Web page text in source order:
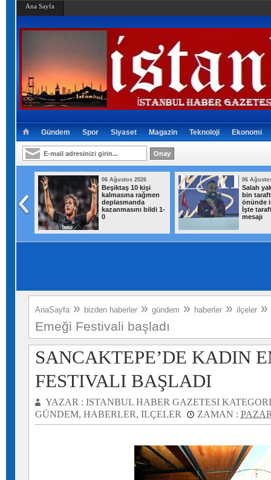
Ana Sayfa
Gündem Spor Siyaset Magazin Teknoloji Ekonomi
06 Ağustos 2026
Beşiktaş 10 kişi
kalmasına rağmen
deplasmanda
kazanmasını bildi 1-
0
06
Salah
bin
önünde
İşte
mesajı
AnaSayfa » bizden haberler » gündem » haberler » ilçeler »
Emeği Festivali başladı
SANCAKTEPE’DE KADIN
FESTIVALI BAŞLADI
YAZAR : ISTANBUL HABER GAZETESI
GÜNDEM, HABERLER, ILÇELER ZAMAN :